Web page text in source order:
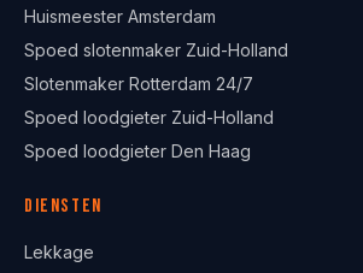
Huismeester Amsterdam
Spoed slotenmaker Zuid-Holland
Slotenmaker Rotterdam 24/7
Spoed loodgieter Zuid-Holland
Spoed loodgieter Den Haag
Diensten
Lekkage